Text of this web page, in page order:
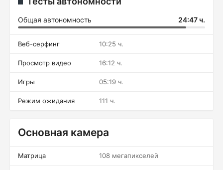
Общая автономность 24:47 ч.
Веб-серфинг 10:25 ч.
Просмотр видео 16:12 ч.
Игры 05:19 ч.
Режим ожидания 111 ч.
Основная камера
Матрица 108 мегапикселей